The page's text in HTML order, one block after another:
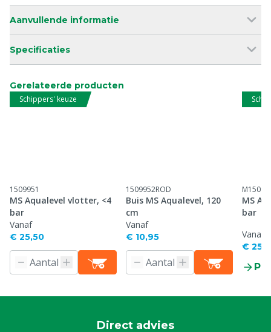
Aanvullende informatie
Specificaties
Gerelateerde producten
Schippers' keuze
1509951
MS Aqualevel vlotter, <4
bar
Vanaf
€ 25,50
1509952ROD
Buis MS Aqualevel, 120
cm
Vanaf
€ 10,95
MS
bar
Vanaf
€
Direct advies